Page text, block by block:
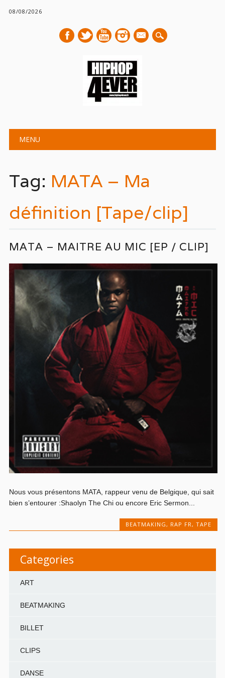
08/08/2026
mail
Main menu
MENU
Tag: MATA – Ma
définition [Tape/clip]
MATA – MAITRE AU MIC [EP / CLIP]
Nous vous présentons MATA, rappeur venu de Belgique, qui sait
bien s’entourer :Shaolyn The Chi ou encore Eric Sermon...
BEATMAKING , RAP FR , TAPE
Categories
ART
BEATMAKING
BILLET
CLIPS
DANSE